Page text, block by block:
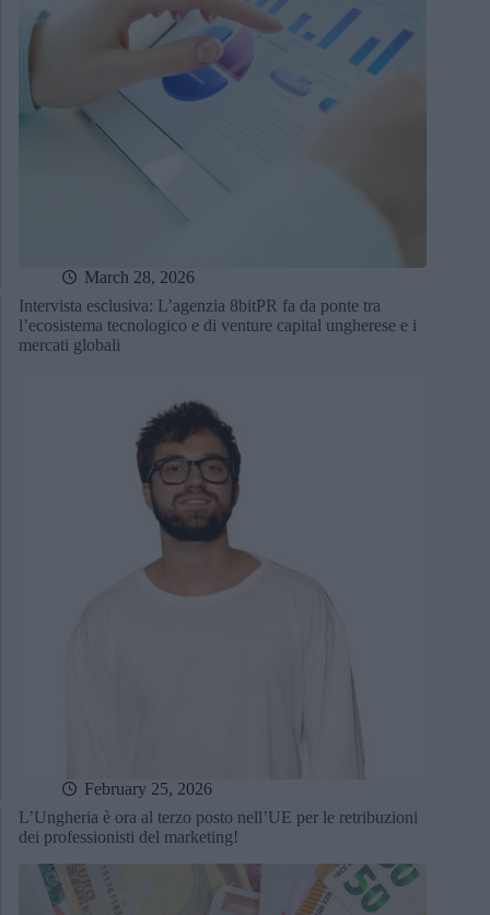
March 28, 2026
Intervista esclusiva: L’agenzia 8bitPR fa da ponte tra
l’ecosistema tecnologico e di venture capital ungherese e i
mercati globali
February 25, 2026
L’Ungheria è ora al terzo posto nell’UE per le retribuzioni
dei professionisti del marketing!